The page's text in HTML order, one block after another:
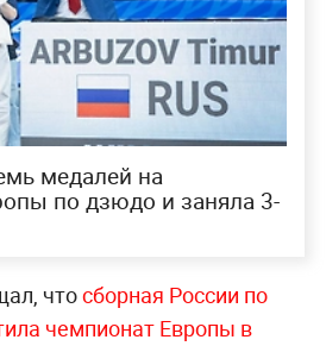
медалей на
по дзюдо и заняла 3-
чтосборная России по
чемпионат Европы в